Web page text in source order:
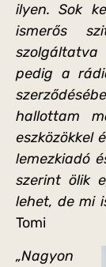
ilyen. Sok
ismerős
pedig a
hallottam
eszközökkel
lemezkiadó
szerint ölik
lehet, de mi
Tomi
„Nagyon